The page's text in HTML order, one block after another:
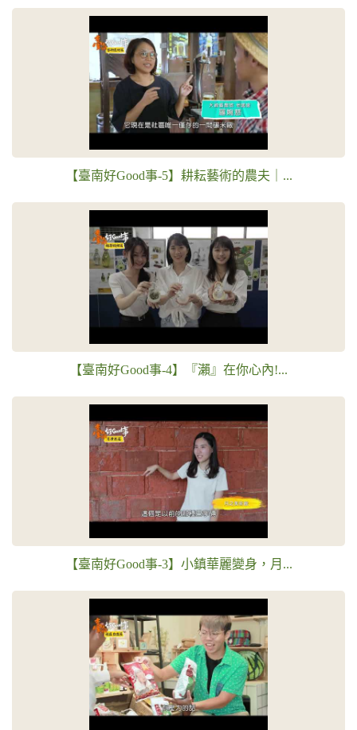
【臺南好Good事-5】耕耘藝術的農夫｜...
【臺南好Good事-4】『瀨』在你心內!...
【臺南好Good事-3】小鎮華麗變身，月...